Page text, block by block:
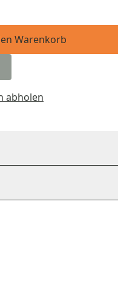
Warenkorb
abholen